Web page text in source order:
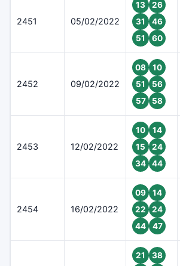
2451 05/02/2022
13
26
31
46
51
60
2452 09/02/2022
08
10
51
56
57
58
2453 12/02/2022
10
14
15
24
34
44
2454 16/02/2022
09
14
22
24
44
47
21
38